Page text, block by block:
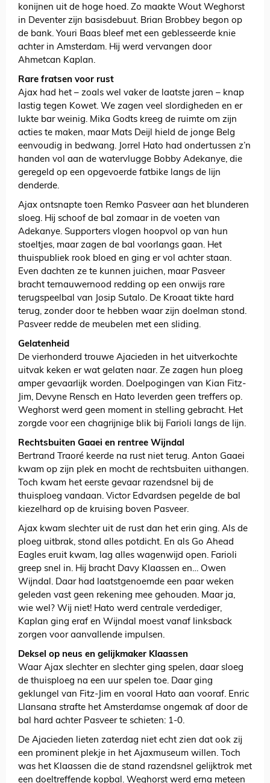
konijnen uit de hoge hoed. Zo maakte Wout Weghorst
in Deventer zijn basisdebuut. Brian Brobbey begon op
de bank. Youri Baas bleef met een geblesseerde knie
achter in Amsterdam. Hij werd vervangen door
Ahmetcan Kaplan.
Rare fratsen voor rust
Ajax had het – zoals wel vaker de laatste jaren – knap
lastig tegen Kowet. We zagen veel slordigheden en er
lukte bar weinig. Mika Godts kreeg de ruimte om zijn
acties te maken, maar Mats Deijl hield de jonge Belg
eenvoudig in bedwang. Jorrel Hato had ondertussen z’n
handen vol aan de watervlugge Bobby Adekanye, die
geregeld op een opgevoerde fatbike langs de lijn
denderde.
Ajax ontsnapte toen Remko Pasveer aan het blunderen
sloeg. Hij schoof de bal zomaar in de voeten van
Adekanye. Supporters vlogen hoopvol op van hun
stoeltjes, maar zagen de bal voorlangs gaan. Het
thuispubliek rook bloed en ging er vol achter staan.
Even dachten ze te kunnen juichen, maar Pasveer
bracht ternauwernood redding op een onwijs rare
terugspeelbal van Josip Sutalo. De Kroaat tikte hard
terug, zonder door te hebben waar zijn doelman stond.
Pasveer redde de meubelen met een sliding.
Gelatenheid
De vierhonderd trouwe Ajacieden in het uitverkochte
uitvak keken er wat gelaten naar. Ze zagen hun ploeg
amper gevaarlijk worden. Doelpogingen van Kian Fitz-
Jim, Devyne Rensch en Hato leverden geen treffers op.
Weghorst werd geen moment in stelling gebracht. Het
zorgde voor een chagrijnige blik bij Farioli langs de lijn.
Rechtsbuiten Gaaei en rentree Wijndal
Bertrand Traoré keerde na rust niet terug. Anton Gaaei
kwam op zijn plek en mocht de rechtsbuiten uithangen.
Toch kwam het eerste gevaar razendsnel bij de
thuisploeg vandaan. Victor Edvardsen pegelde de bal
kiezelhard op de kruising boven Pasveer.
Ajax kwam slechter uit de rust dan het erin ging. Als de
ploeg uitbrak, stond alles potdicht. En als Go Ahead
Eagles eruit kwam, lag alles wagenwijd open. Farioli
greep snel in. Hij bracht Davy Klaassen en… Owen
Wijndal. Daar had laatstgenoemde een paar weken
geleden vast geen rekening mee gehouden. Maar ja,
wie wel? Wij niet! Hato werd centrale verdediger,
Kaplan ging eraf en Wijndal moest vanaf linksback
zorgen voor aanvallende impulsen.
Deksel op neus en gelijkmaker Klaassen
Waar Ajax slechter en slechter ging spelen, daar sloeg
de thuisploeg na een uur spelen toe. Daar ging
geklungel van Fitz-Jim en vooral Hato aan vooraf. Enric
Llansana strafte het Amsterdamse ongemak af door de
bal hard achter Pasveer te schieten: 1-0.
De Ajacieden lieten zaterdag niet echt zien dat ook zij
een prominent plekje in het Ajaxmuseum willen. Toch
was het Klaassen die de stand razendsnel gelijktrok met
een doeltreffende kopbal. Weghorst werd erna meteen